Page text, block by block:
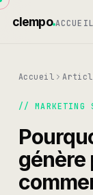
clempo ACCUEIL
Accueil
//MARKETING
génère